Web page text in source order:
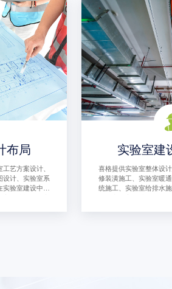
布局
艺方案设计、
设计、实验室系
验室建设中起
实验室建
喜格提供实验室整体设
修装潢施工、实验室暖
统施工、实验室给排水